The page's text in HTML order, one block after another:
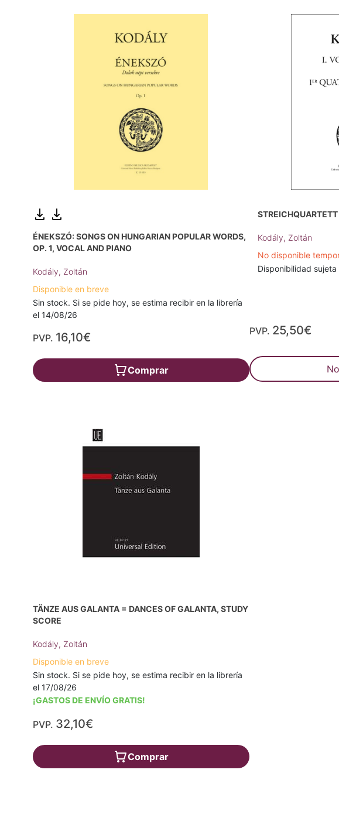
ÉNEKSZÓ: SONGS ON HUNGARIAN POPULAR WORDS,
OP. 1, VOCAL AND PIANO
Kodály, Zoltán
Disponible en breve
Sin stock. Si se pide hoy, se estima recibir en la librería
el 14/08/26
PVP. 16,10€
Comprar
Kodály, Zoltán
No disponible
Disponibilidad
PVP. 25,50€
TÄNZE AUS GALANTA = DANCES OF GALANTA, STUDY
SCORE
Kodály, Zoltán
Disponible en breve
Sin stock. Si se pide hoy, se estima recibir en la librería
el 17/08/26
¡GASTOS DE ENVÍO GRATIS!
PVP. 32,10€
Comprar